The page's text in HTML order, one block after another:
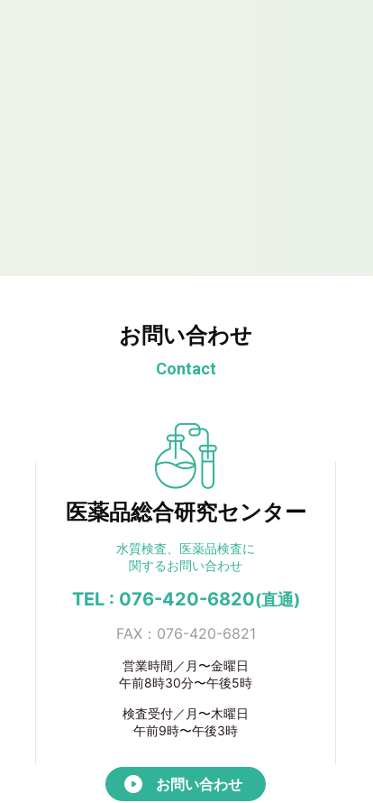
お問い合わせ
Contact
医薬品総合研究センター
水質検査、医薬品検査に
関するお問い合わせ
TEL : 076-420-6820(直通)
FAX：076-420-6821
営業時間／月〜金曜日
午前8時30分〜午後5時
検査受付／月〜木曜日
午前9時〜午後3時
お問い合わせ